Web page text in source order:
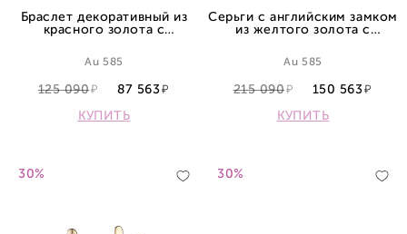
Браслет декоративный из
красного золота с
Au 585
125 090
87 563
КУПИТЬ
Серьги с английским замком
из желтого золота с
Au 585
215 090
150 563
КУПИТЬ
30% 30%